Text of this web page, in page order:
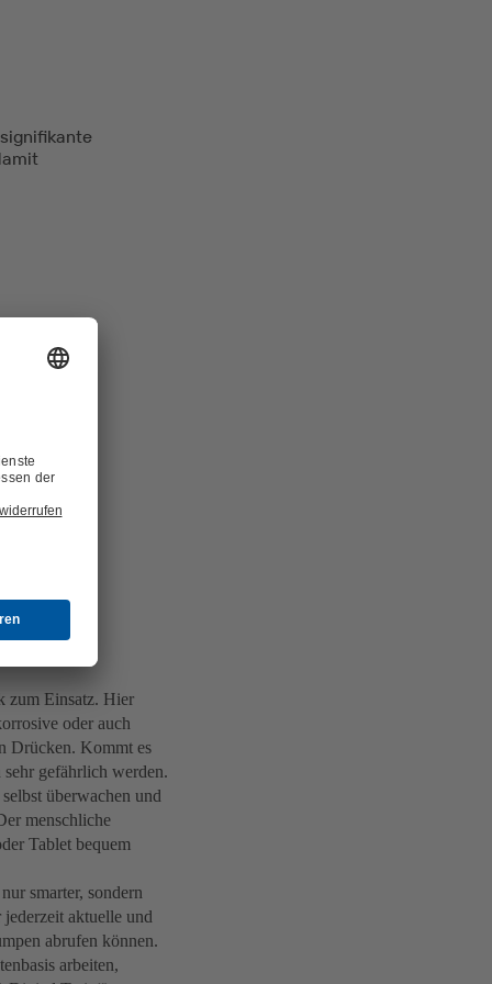
zum Einsatz. Hier
oder auch
Drücken. Kommt es
gefährlich werden.
überwachen und
menschliche
Tablet bequem
smarter, sondern
aktuelle und
abrufen können.
arbeiten,